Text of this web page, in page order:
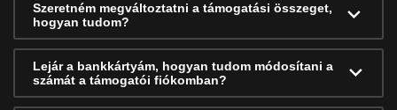
Szeretném megváltoztatni a támogatási összeget,
hogyan tudom?
Lejár a bankkártyám, hogyan tudom módosítani a
számát a támogatói fiókomban?